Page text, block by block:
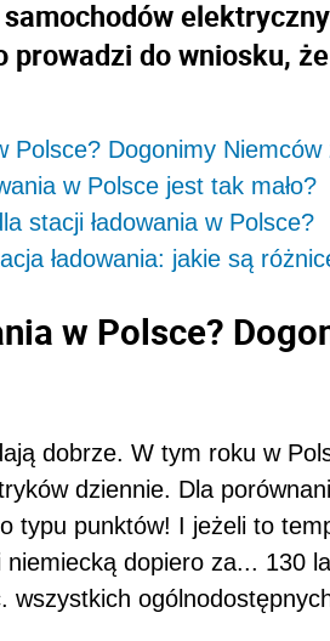
samochodów
prowadzi do wniosku,
Polsce? Dogonimy
w Polsce jest tak mało?
stacji ładowania w Polsce?
ładowania: jakie są
w Polsce?
dobrze. W tym roku w
dziennie. Dla
typu punktów! I jeżeli to
dopiero za... 130
wszystkich